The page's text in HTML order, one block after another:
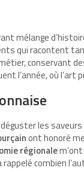
mélange
qui racontent
conservant
l’année, où
les saveurs
ont honoré
régionale
combien